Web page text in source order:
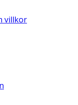
villkor